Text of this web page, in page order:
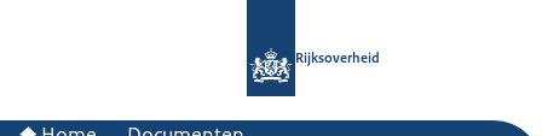
Rijksoverheid